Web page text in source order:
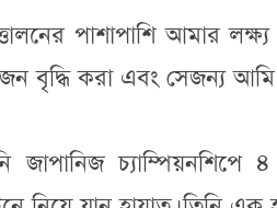
পাশাপাশি আমার লক্ষ্য
করা এবং সেজন্য আমি
জাপানিজ